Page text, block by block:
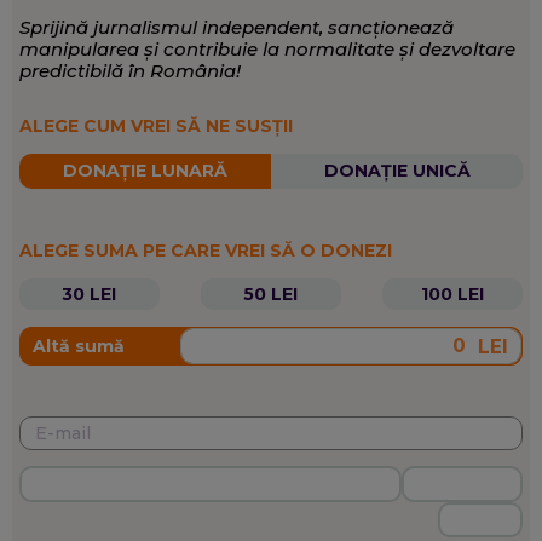
Sprijină jurnalismul independent, sancționează
manipularea și contribuie la normalitate și dezvoltare
predictibilă în România!
ALEGE CUM VREI SĂ NE SUSȚII
DONAȚIE LUNARĂ DONAȚIE UNICĂ
ALEGE SUMA PE CARE VREI SĂ O DONEZI
30 LEI
50 LEI 100 LEI
Altă sumă LEI